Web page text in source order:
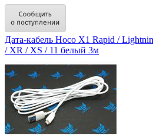
Дата-кабель Hoco X1 Rapid /
/ XR / XS / 11 белый 3м